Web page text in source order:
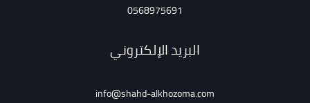
0568975691
البريد الإلكتروني
info@shahd-alkhozoma.com